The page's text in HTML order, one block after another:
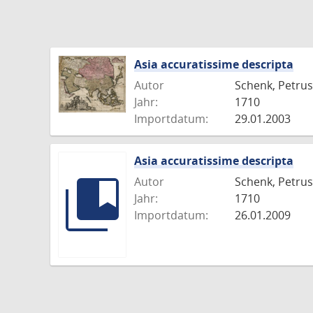
Asia accuratissime descripta
Autor
Schenk, Petrus
Jahr:
1710
Importdatum:
29.01.2003
Asia accuratissime descripta
Autor
Schenk, Petrus
Jahr:
1710
Importdatum:
26.01.2009